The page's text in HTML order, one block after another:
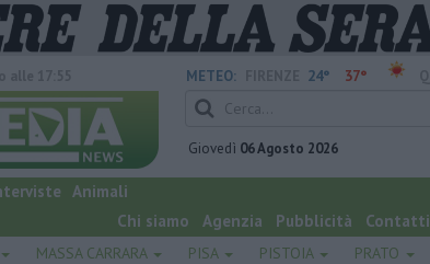
METEO: 24° 37°
Giovedì 06 Agosto 2026
Animali
Chi siamo
Agenzia Pubblicità Contatti
MASSA CARRARA PISA PISTOIA PRATO